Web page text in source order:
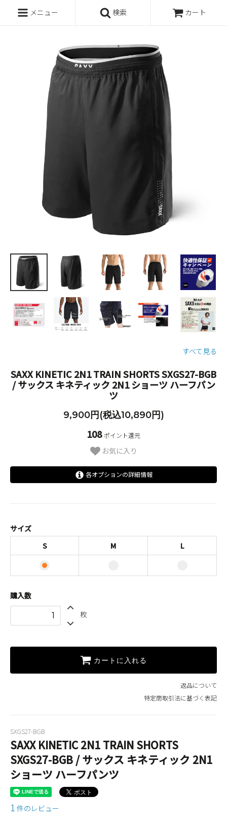
メニュー 検索 カート
すべて見る
SAXX KINETIC 2N1 TRAIN SHORTS SXGS27-BGB
/ サックス キネティック 2N1 ショーツ ハーフパン
ツ
9,900円(税込10,890円)
108ポイント還元
お気に入り
各オプションの詳細情報
サイズ
S
M L
購入数
枚
カートに入れる
返品について
特定商取引法に基づく表記
SXGS27-BGB
SAXX KINETIC 2N1 TRAIN SHORTS
SXGS27-BGB / サックス キネティック 2N1
ショーツ ハーフパンツ
1 件のレビュー